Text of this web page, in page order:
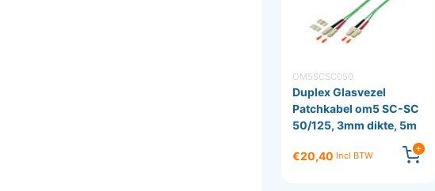
OM5SCSC050
Duplex Glasvezel
Patchkabel om5 SC-SC
50/125, 3mm dikte, 5m
€20,40 Incl BTW